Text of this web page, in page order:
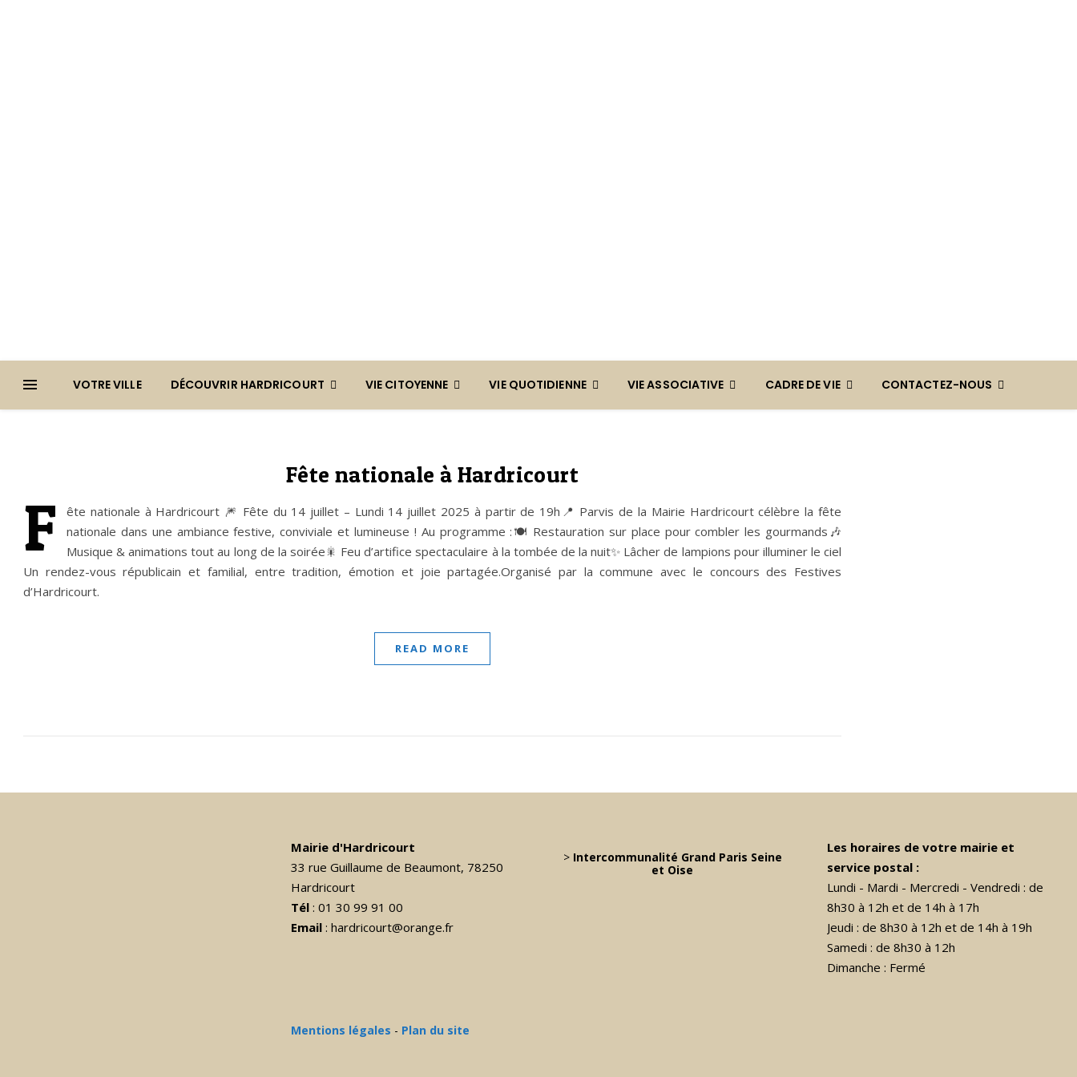
VOTRE VILLE DÉCOUVRIR HARDRICOURT VIE CITOYENNE VIE QUOTIDIENNE VIE ASSOCIATIVE CADRE DE VIE CONTACTEZ-NOUS
Fête nationale à Hardricourt
F
ête nationale à Hardricourt 🎆 Fête du 14 juillet – Lundi 14 juillet 2025 à partir de 19h📍 Parvis de la Mairie Hardricourt célèbre la fête
nationale dans une ambiance festive, conviviale et lumineuse ! Au programme :🍽 Restauration sur place pour combler les gourmands🎶
Musique & animations tout au long de la soirée🎇 Feu d’artifice spectaculaire à la tombée de la nuit✨ Lâcher de lampions pour illuminer le ciel
Un rendez-vous républicain et familial, entre tradition, émotion et joie partagée.Organisé par la commune avec le concours des Festives
d’Hardricourt.
READ MORE
Mairie d'Hardricourt
33 rue Guillaume de Beaumont, 78250
Hardricourt
Tél : 01 30 99 91 00
Email: hardricourt@orange.fr
> Intercommunalité Grand Paris Seine
et Oise
Les horaires de votre mairie et
service postal :
Lundi - Mardi - Mercredi - Vendredi : de
8h30 à 12h et de 14h à 17h
Jeudi : de 8h30 à 12h et de 14h à 19h
Samedi : de 8h30 à 12h
Dimanche : Fermé
Mentions légales - Plan du site